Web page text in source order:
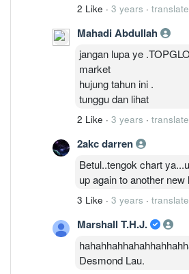
2 Like · 3 years · translate
Mahadi Abdullah
jangan lupa ye
market
hujung tahun ini .
tunggu dan lihat
2 Like · 3 years · translate
2akc darren
Betul..tengok chart
up again to another new
3 Like · 3 years · translate
Marshall T.H.J.
Desmond Lau.